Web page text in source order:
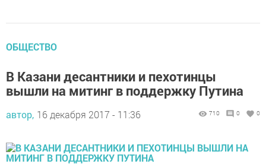
ОБЩЕСТВО
В Казани десантники и пехотинцы
вышли на митинг в поддержку Путина
автор, 16 декабря 2017 - 11:36 710 0 0